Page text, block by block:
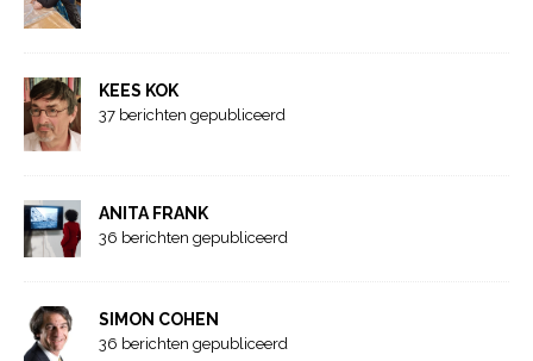
KEES KOK
37 berichten gepubliceerd
ANITA FRANK
36 berichten gepubliceerd
SIMON COHEN
36 berichten gepubliceerd